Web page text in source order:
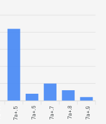
7a+.5 7a+.6 7a+.7 7a+.8 7a+.9